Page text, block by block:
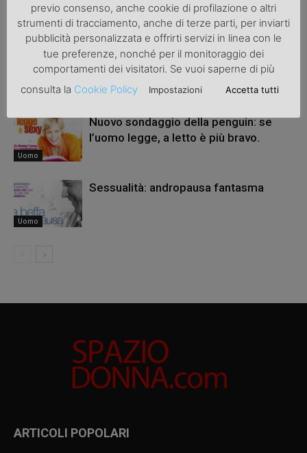
ARTICOLI CORRELATI ALTRO DALL'AUTORE
Uomo
Uomo
Uomo
Nuovo sondaggio della penguin: se
l’uomo legge, a letto è più bravo.
Uomo
Sessualità: andropausa fantasma
ARTICOLI POPOLARI
previo consenso, anche cookie di profilazione o altri
strumenti di tracciamento, anche di terze parti, per inviarti
pubblicità personalizzata e offrirti servizi in linea con le
tue preferenze, nonché per il monitoraggio dei
comportamenti dei visitatori. Se vuoi saperne di più
consulta la Cookie Policy Impostazioni Accetta tutti